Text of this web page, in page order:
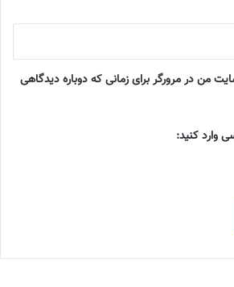
من در مرورگر برای زمانی که دوباره دیدگاهی
وارد کنید: